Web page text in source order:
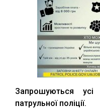
Запрошуються
патрульної поліції.